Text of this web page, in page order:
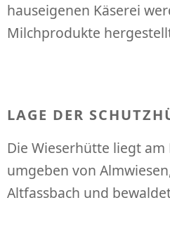
hauseigenen Käserei
Milchprodukte
LAGE DER
Die Wieserhütte liegt am
umgeben von
Altfassbach und